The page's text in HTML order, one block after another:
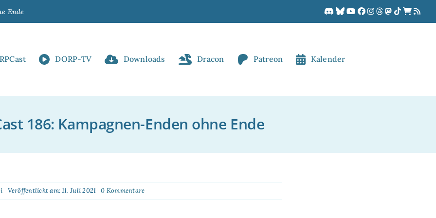
Ende
DORP-TV Downloads Dracon Patreon Kalender
186: Kampagnen-Enden ohne Ende
Veröffentlicht am: 11. Juli 2021 0 Kommentareon
DORPCast